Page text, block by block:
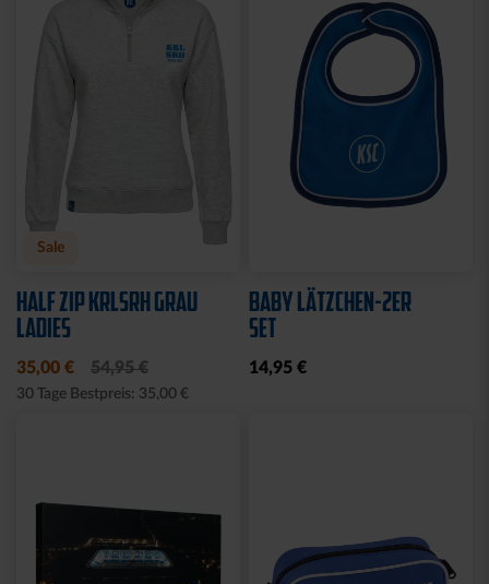
Sale
HALF ZIP KRLSRH GRAU
LADIES
35,00 € 54,95 €
30 Tage Bestpreis: 35,00 €
BABY LÄTZCHEN-2ER
SET
14,95 €